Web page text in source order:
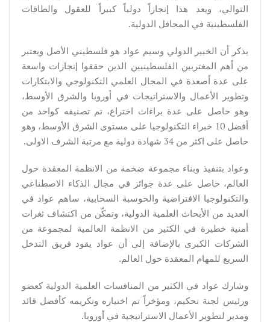
التوالي، ويعد هذا إنجازاً دولياً كبيراً للعقول والطاقات
الفلسطينية في المحافل الدولية.
يذكر أن الخبير الدولي وسيم عواد هو فلسطيني الأصل ويعتبر
من أهم المغتربين الفلسطينيين الذين حققوا إنجازات واسعة
على عدة أصعدة في المجال العلمي التكنولوجي والابتكارات
وتطوير الأعمال والاستراتيجات في أوروبا والشرق الأوسط،
وهو حاصل على عدة براءات اختراع، تم تصنيفه كواحد من
أفضل 10 خبراء التكنولوجيا على مستوى الشرق الأوسط، وهو
حاصل على اكثر من 34 شهادة دولية مع مرتبة الشرف الاولى.
وعواد بتنفيذ وبناء مجموعة ضخمة من الانظمة المعقدة حول
العالم، حاصل على عدة جوائز في مجال الذكاء الاصطناعي
والتكنولوجيا الافتراضية والحوسبة السحابية، ساهم عواد في
العديد من الأبحاث العلمية الدولية، وتمكّن من اكتشاف ثغرات
أمنية خطيرة في الكثير من الانظمة العالمية لمجموعة من
الشركات الكبرى بالإضافة إلى أن عواد يقود فريق التدخل
السريع للمهام المعقدة حول العالم.
وشارك عواد في الكثير من المنافسات العلمية الدولية كعضو
ورئيس لجنة تحكيم، ومؤخراً تم اختياره وتكريمه كأفضل قائد
ومدير لتطوير الأعمال الاستراتيجية في أوروبا.